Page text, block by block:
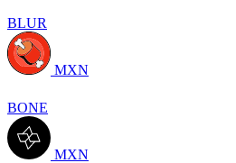
BLUR
MXN
BONE
MXN